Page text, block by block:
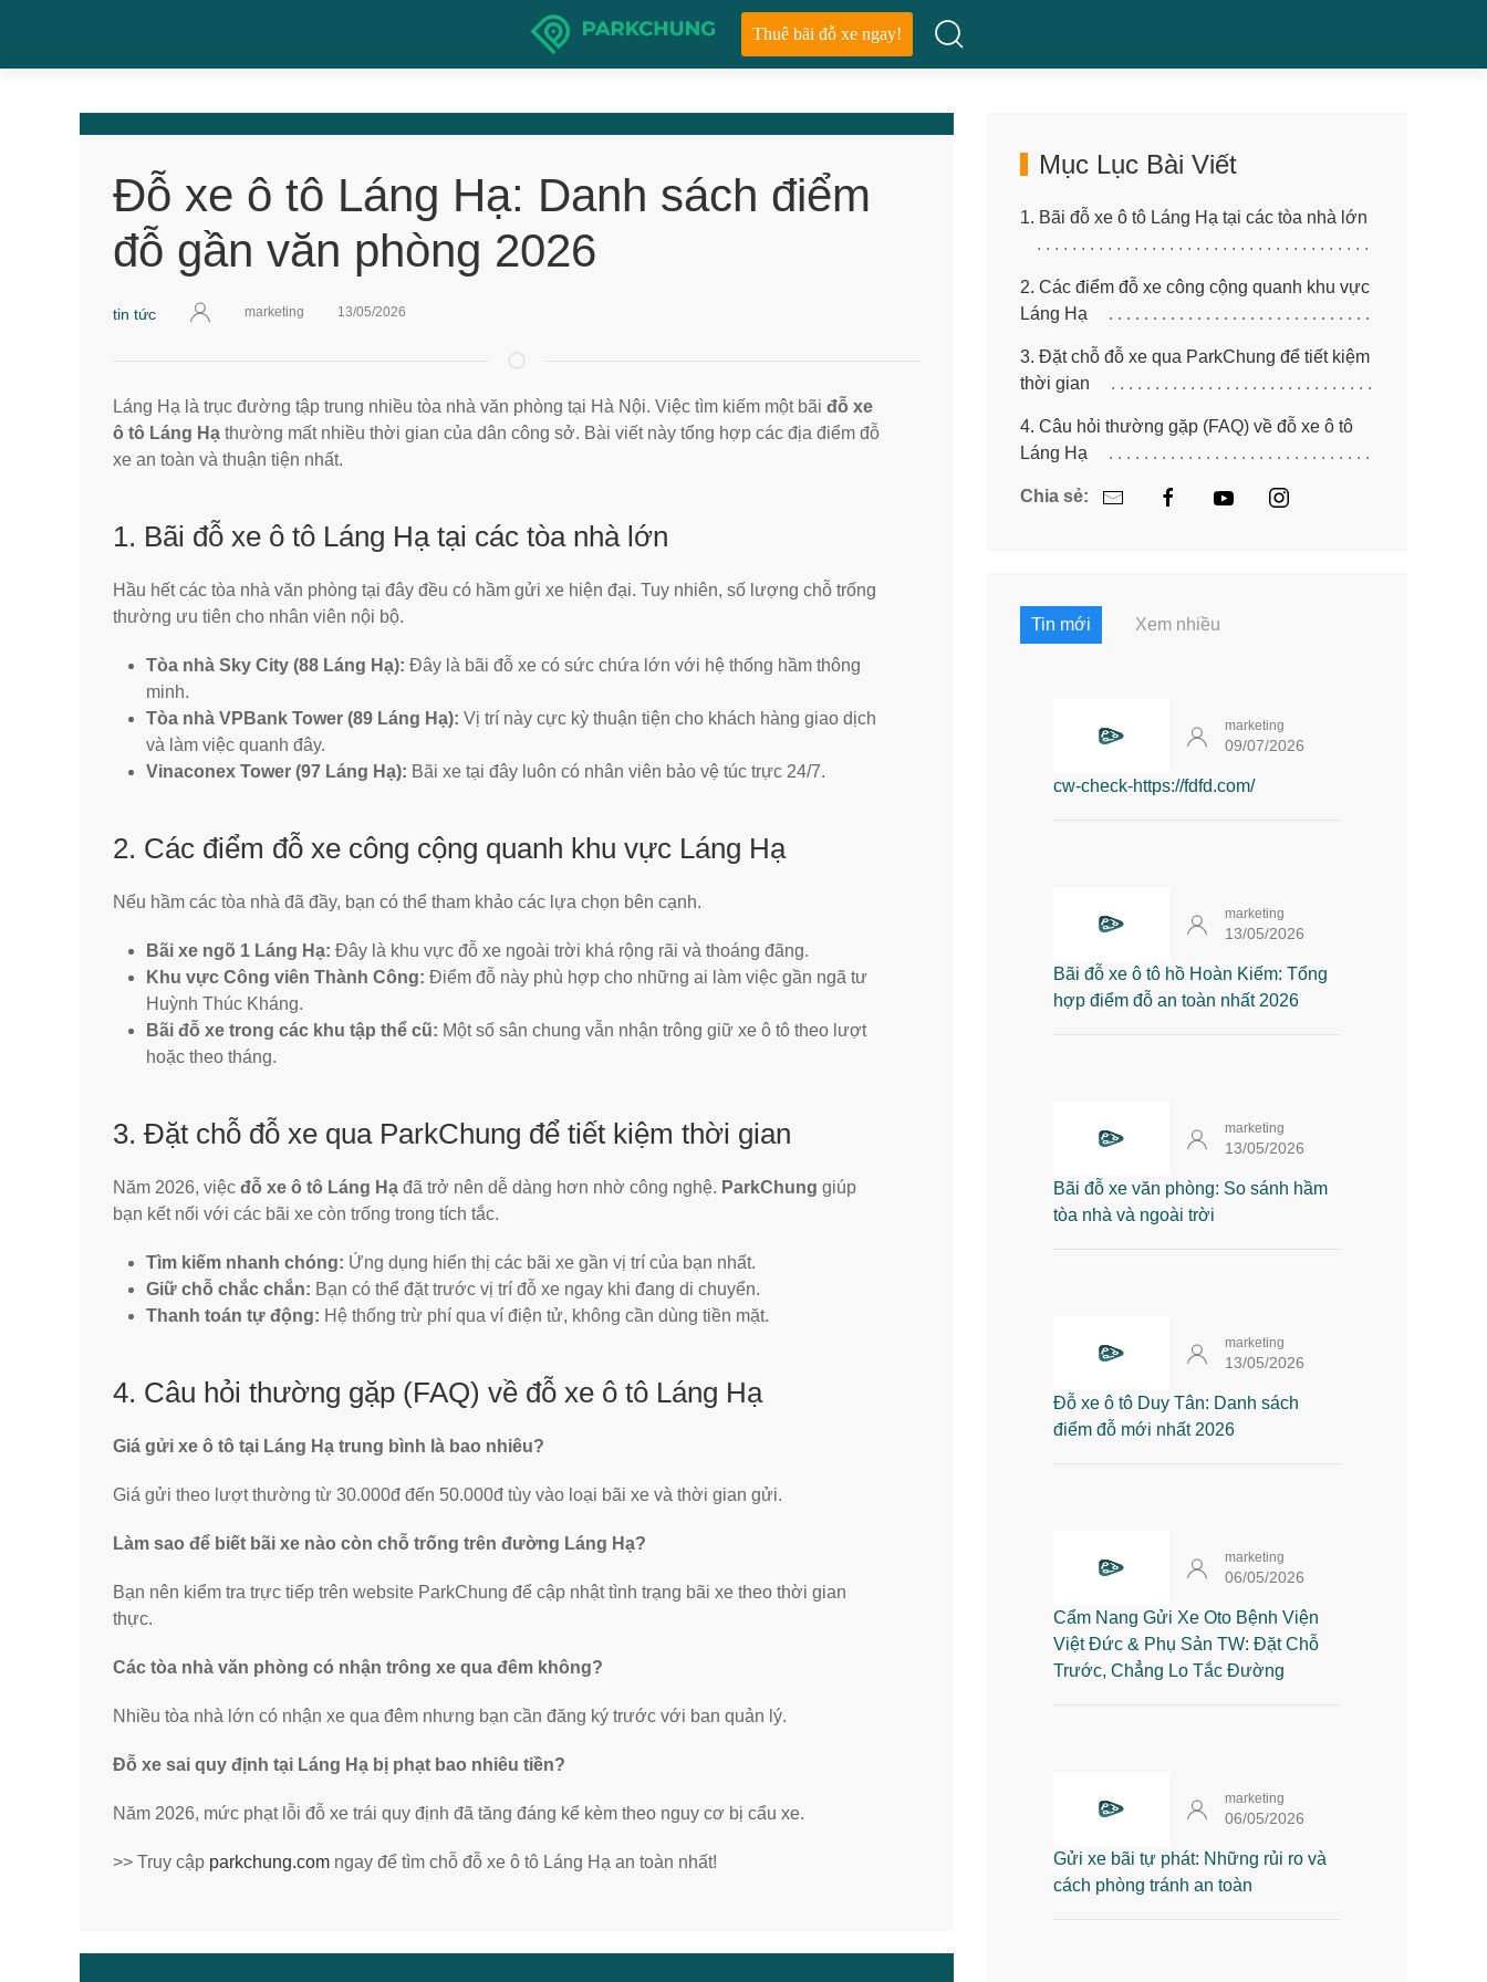
Thuê bãi đỗ xe ngay!
Đỗ xe ô tô Láng Hạ: Danh sách điểm
đỗ gần văn phòng 2026
tin tức marketing 13/05/2026
Láng Hạ là trục đường tập trung nhiều tòa nhà văn phòng tại Hà Nội. Việc tìm kiếm một bãi đỗ xe
ô tô Láng Hạ thường mất nhiều thời gian của dân công sở. Bài viết này tổng hợp các địa điểm đỗ
xe an toàn và thuận tiện nhất.
1. Bãi đỗ xe ô tô Láng Hạ tại các tòa nhà lớn
Hầu hết các tòa nhà văn phòng tại đây đều có hầm gửi xe hiện đại. Tuy nhiên, số lượng chỗ trống
thường ưu tiên cho nhân viên nội bộ.
Tòa nhà Sky City (88 Láng Hạ): Đây là bãi đỗ xe có sức chứa lớn với hệ thống hầm thông
minh.
Tòa nhà VPBank Tower (89 Láng Hạ): Vị trí này cực kỳ thuận tiện cho khách hàng giao dịch
và làm việc quanh đây.
Vinaconex Tower (97 Láng Hạ): Bãi xe tại đây luôn có nhân viên bảo vệ túc trực 24/7.
2. Các điểm đỗ xe công cộng quanh khu vực Láng Hạ
Nếu hầm các tòa nhà đã đầy, bạn có thể tham khảo các lựa chọn bên cạnh.
Bãi xe ngõ 1 Láng Hạ: Đây là khu vực đỗ xe ngoài trời khá rộng rãi và thoáng đãng.
Khu vực Công viên Thành Công: Điểm đỗ này phù hợp cho những ai làm việc gần ngã tư
Huỳnh Thúc Kháng.
Bãi đỗ xe trong các khu tập thể cũ: Một số sân chung vẫn nhận trông giữ xe ô tô theo lượt
hoặc theo tháng.
3. Đặt chỗ đỗ xe qua ParkChung để tiết kiệm thời gian
Năm 2026, việc đỗ xe ô tô Láng Hạ đã trở nên dễ dàng hơn nhờ công nghệ. ParkChung giúp
bạn kết nối với các bãi xe còn trống trong tích tắc.
Tìm kiếm nhanh chóng: Ứng dụng hiển thị các bãi xe gần vị trí của bạn nhất.
Giữ chỗ chắc chắn: Bạn có thể đặt trước vị trí đỗ xe ngay khi đang di chuyển.
Thanh toán tự động: Hệ thống trừ phí qua ví điện tử, không cần dùng tiền mặt.
4. Câu hỏi thường gặp (FAQ) về đỗ xe ô tô Láng Hạ
Giá gửi xe ô tô tại Láng Hạ trung bình là bao nhiêu?
Giá gửi theo lượt thường từ 30.000đ đến 50.000đ tùy vào loại bãi xe và thời gian gửi.
Làm sao để biết bãi xe nào còn chỗ trống trên đường Láng Hạ?
Bạn nên kiểm tra trực tiếp trên website ParkChung để cập nhật tình trạng bãi xe theo thời gian
thực.
Các tòa nhà văn phòng có nhận trông xe qua đêm không?
Nhiều tòa nhà lớn có nhận xe qua đêm nhưng bạn cần đăng ký trước với ban quản lý.
Đỗ xe sai quy định tại Láng Hạ bị phạt bao nhiêu tiền?
Năm 2026, mức phạt lỗi đỗ xe trái quy định đã tăng đáng kể kèm theo nguy cơ bị cẩu xe.
>> Truy cập parkchung.com ngay để tìm chỗ đỗ xe ô tô Láng Hạ an toàn nhất!
Mục Lục Bài Viết
1. Bãi đỗ xe ô tô Láng Hạ tại các tòa nhà lớn
2. Các điểm đỗ xe công cộng quanh khu vực
Láng Hạ
3. Đặt chỗ đỗ xe qua ParkChung để tiết kiệm
thời gian
4. Câu hỏi thường gặp (FAQ) về đỗ xe ô tô
Láng Hạ
Chia sẻ:
Tin mới Xem nhiều
marketing
09/07/2026
cw-check-https://fdfd.com/
marketing
13/05/2026
Bãi đỗ xe ô tô hồ Hoàn Kiếm: Tổng
hợp điểm đỗ an toàn nhất 2026
marketing
13/05/2026
Bãi đỗ xe văn phòng: So sánh hầm
tòa nhà và ngoài trời
marketing
13/05/2026
Đỗ xe ô tô Duy Tân: Danh sách
điểm đỗ mới nhất 2026
marketing
06/05/2026
Cẩm Nang Gửi Xe Oto Bệnh Viện
Việt Đức & Phụ Sản TW: Đặt Chỗ
Trước, Chẳng Lo Tắc Đường
marketing
06/05/2026
Gửi xe bãi tự phát: Những rủi ro và
cách phòng tránh an toàn